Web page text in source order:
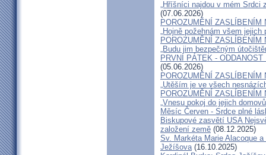
„Hříšníci najdou v mém Srdci
(07.06.2026)
POROZUMĚNÍ
„Hojně požehnám všem jejich
POROZUMĚNÍ
„Budu jim bezpečným
PRVNÍ PÁTEK -
(05.06.2026)
POROZUMĚNÍ
„Utěším je ve všech
POROZUMĚNÍ
„Vnesu pokoj do jejich
Měsíc Červen - Srdce plné
Biskupové zasvětí USA
založení země (08.12.2025)
Sv. Markéta Marie Alacoque
Ježíšova(16.10.2025)